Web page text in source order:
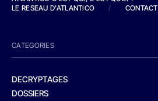
LE RESEAU D'ATLANTICO
/ CONTACT
CATEGORIES
DECRYPTAGES
DOSSIERS